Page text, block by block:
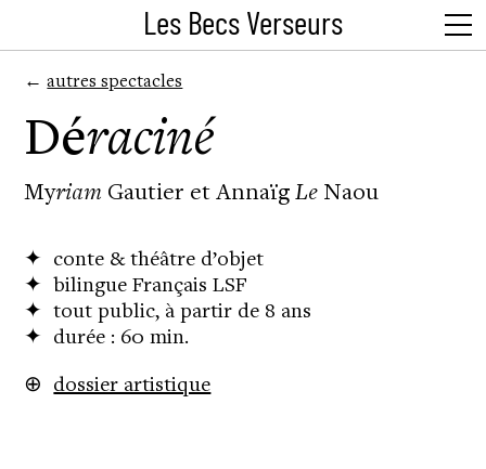
Les Becs Verseurs
←autres spectacles
Déraciné
Myriam Gautier et Annaïg Le Naou
✦ conte & théâtre d’objet
✦ bilingue Français LSF
✦ tout public, à partir de 8 ans
✦ durée : 60 min.
⊕ dossier artistique